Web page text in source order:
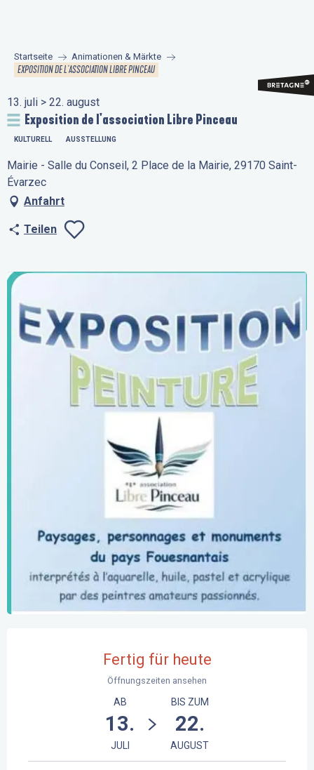
principal
Startseite Animationen & Märkte
EXPOSITION DE L'ASSOCIATION LIBRE PINCEAU
13. juli > 22. august
Exposition de l'association Libre Pinceau
KULTURELL AUSSTELLUNG
Mairie - Salle du Conseil, 2 Place de la Mairie, 29170 Saint-
Évarzec
Anfahrt
Teilen
Fertig für heute
Öffnungszeiten ansehen
AB
13.
JULI
BIS ZUM
22.
AUGUST